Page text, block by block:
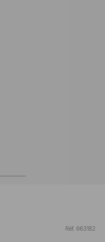
Réf. 663182